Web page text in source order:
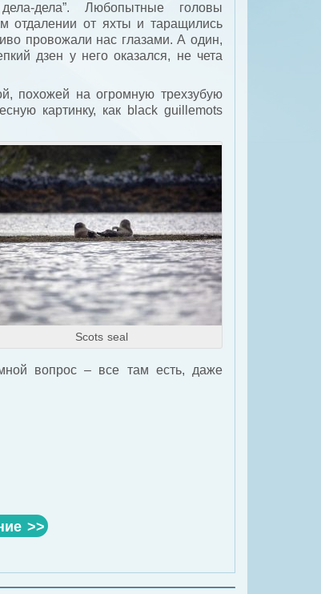
дела”. Любопытные головы
отдалении от яхты и таращились
провожали нас глазами. А один,
дзен у него оказался, не чета
похожей на огромную трехзубую
картинку, как black guillemots
Scots seal
вопрос – все там есть, даже
>>